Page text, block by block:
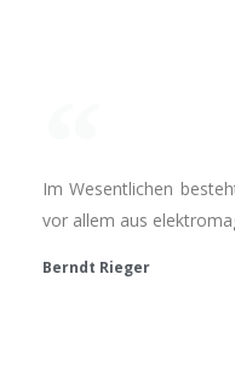
Im Wesentlichen
vor allem aus
Berndt Rieger